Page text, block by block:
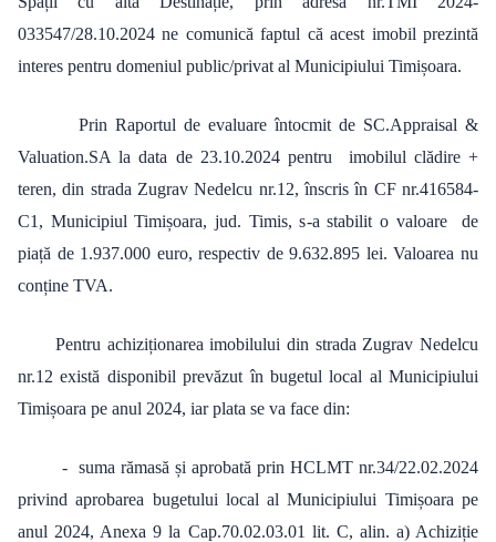
033547/28.10.2024 ne comunică faptul că acest imobil prezintă
interes pentru domeniul public/privat al Municipiului Timișoara.
Prin Raportul de evaluare întocmit de SC.Appraisal &
Valuation.SA la data de 23.10.2024 pentru imobilul clădire +
teren, din strada Zugrav Nedelcu nr.12, înscris în CF nr.416584-
C1, Municipiul Timișoara, jud. Timis, s-a stabilit o valoare de
piață de 1.937.000 euro, respectiv de 9.632.895 lei. Valoarea nu
conține TVA.
Pentru achiziționarea imobilului din strada Zugrav Nedelcu
nr.12 există disponibil prevăzut în bugetul local al Municipiului
Timișoara pe anul 2024, iar plata se va face din:
- suma rămasă și aprobată prin HCLMT nr.34/22.02.2024
privind aprobarea bugetului local al Municipiului Timișoara pe
anul 2024, Anexa 9 la Cap.70.02.03.01 lit. C, alin. a) Achiziție